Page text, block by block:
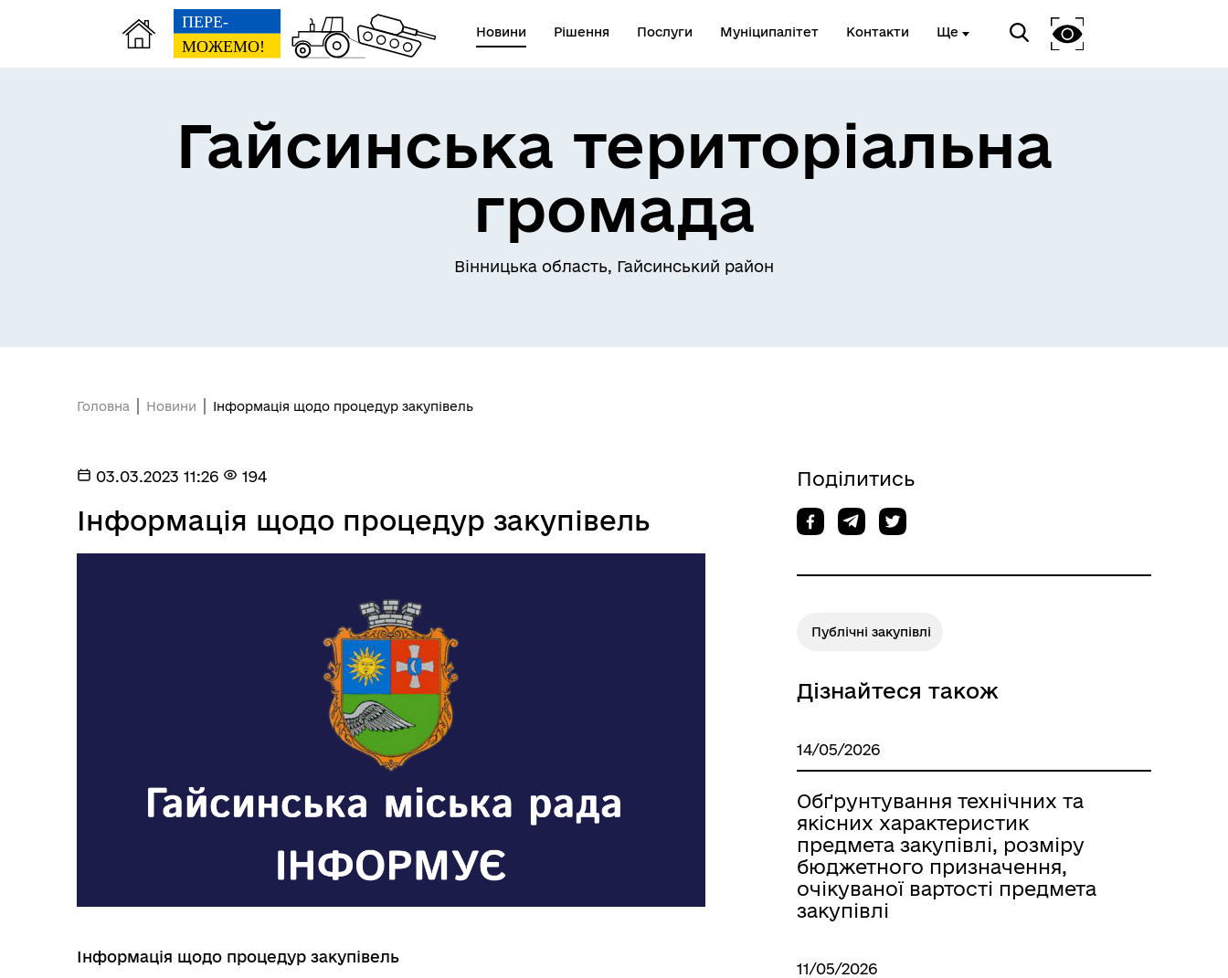
Новини Рішення Послуги Муніципалітет Контакти Ще
Публічна інформація
Телефони екстрених служб та
комунальних підприємств
Гайсинська територіальна
громада
Вінницька область, Гайсинський район
Головна Новини Інформація щодо процедур закупівель
03.03.2023 11:26 194
Інформація щодо процедур закупівель
Інформація щодо процедур закупівель
Поділитись
Публічні закупівлі
Дізнайтеся також
14/05/2026
Обґрунтування технічних та
якісних характеристик
предмета закупівлі, розміру
бюджетного призначення,
очікуваної вартості предмета
закупівлі
11/05/2026